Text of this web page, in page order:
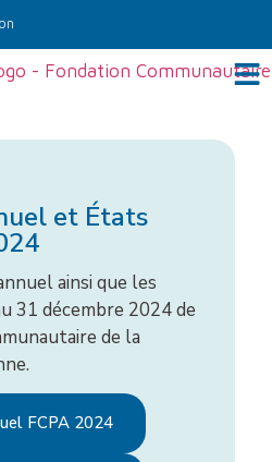
et États
ainsi que les
31 décembre 2024 de
de la
FCPA 2024